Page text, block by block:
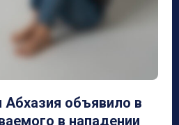
объявило в
в нападении